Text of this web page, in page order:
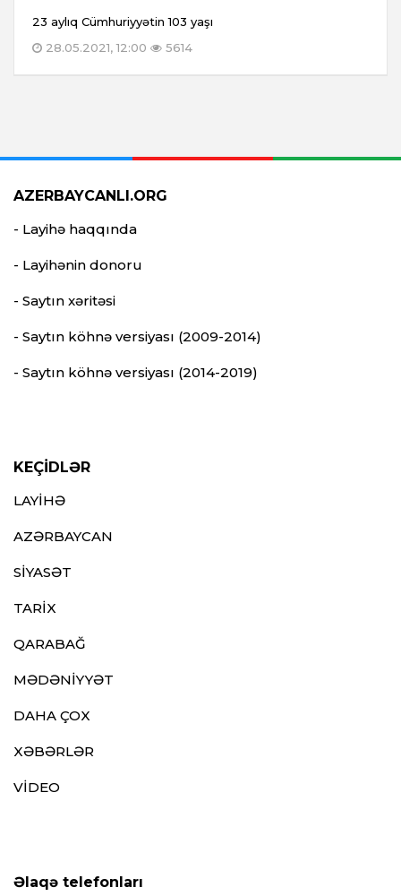
23 aylıq Cümhuriyyətin 103 yaşı
28.05.2021, 12:00
5614
AZERBAYCANLI.ORG
- Layihə haqqında
- Layihənin donoru
- Saytın xəritəsi
- Saytın köhnə versiyası (2009-2014)
- Saytın köhnə versiyası (2014-2019)
KEÇİDLƏR
LAYİHƏ
AZƏRBAYCAN
SİYASƏT
TARİX
QARABAĞ
MƏDƏNİYYƏT
DAHA ÇOX
XƏBƏRLƏR
VİDEO
Əlaqə telefonları